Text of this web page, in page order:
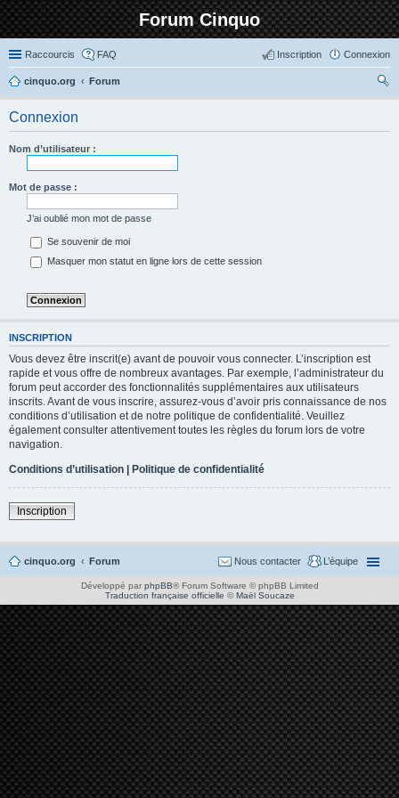
Forum Cinquo
Raccourcis FAQ Connexion
Inscription
cinquo.org
Forum
Connexion
Nom d’utilisateur :
Mot de passe :
J’ai oublié mon mot de passe
Se souvenir de moi
Masquer mon statut en ligne lors de cette session
INSCRIPTION
Vous devez être inscrit(e) avant de pouvoir vous connecter. L’inscription est
rapide et vous offre de nombreux avantages. Par exemple, l’administrateur du
forum peut accorder des fonctionnalités supplémentaires aux utilisateurs
inscrits. Avant de vous inscrire, assurez-vous d’avoir pris connaissance de nos
conditions d’utilisation et de notre politique de confidentialité. Veuillez
également consulter attentivement toutes les règles du forum lors de votre
navigation.
Conditions d’utilisation | Politique de confidentialité
Inscription
cinquo.org Forum L’équipe
Nous contacter
Développé par phpBB® Forum Software © phpBB Limited
Traduction française officielle ©Maël Soucaze